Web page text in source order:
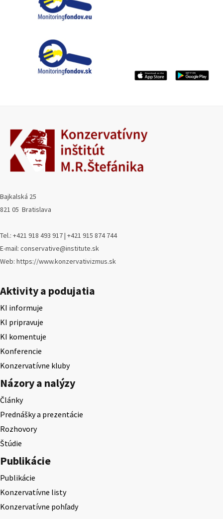
Bajkalská 25
821 05 Bratislava
Tel.: +421 918 493 917 | +421 915 874 744
E-mail: conservative@institute.sk
Web: https://www.konzervativizmus.sk
Aktivity a podujatia
KI informuje
KI pripravuje
KI komentuje
Konferencie
Konzervatívne kluby
Názory a nalýzy
Články
Prednášky a prezentácie
Rozhovory
Štúdie
Publikácie
Publikácie
Konzervatívne listy
Konzervatívne pohľady